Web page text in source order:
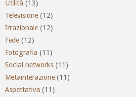
Utilità (13)
Televisione (12)
Irrazionale (12)
Fede (12)
Fotografia (11)
Social networks (11)
Metainterazione (11)
Aspettativa (11)